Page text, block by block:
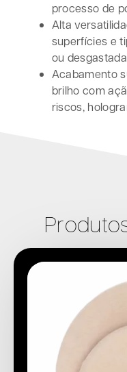
processo de
Alta
superfícies e
ou
Acabamento
brilho com
riscos,